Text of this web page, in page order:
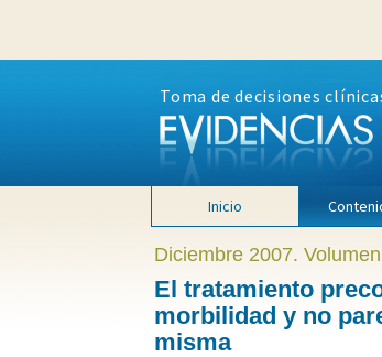
Toma de decisiones
Inicio
Diciembre 2007.
El tratamiento
morbilidad y no
misma